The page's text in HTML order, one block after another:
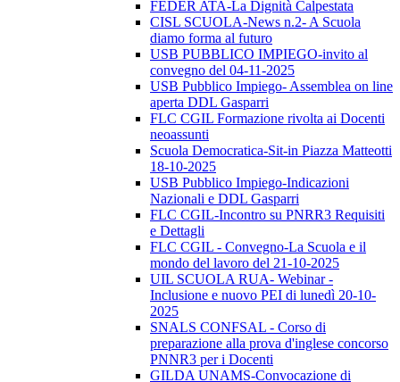
FEDER ATA-La Dignità Calpestata
CISL SCUOLA-News n.2- A Scuola
diamo forma al futuro
USB PUBBLICO IMPIEGO-invito al
convegno del 04-11-2025
USB Pubblico Impiego- Assemblea on line
aperta DDL Gasparri
FLC CGIL Formazione rivolta ai Docenti
neoassunti
Scuola Democratica-Sit-in Piazza Matteotti
18-10-2025
USB Pubblico Impiego-Indicazioni
Nazionali e DDL Gasparri
FLC CGIL-Incontro su PNRR3 Requisiti
e Dettagli
FLC CGIL - Convegno-La Scuola e il
mondo del lavoro del 21-10-2025
UIL SCUOLA RUA- Webinar -
Inclusione e nuovo PEI di lunedì 20-10-
2025
SNALS CONFSAL - Corso di
preparazione alla prova d'inglese concorso
PNNR3 per i Docenti
GILDA UNAMS-Convocazione di